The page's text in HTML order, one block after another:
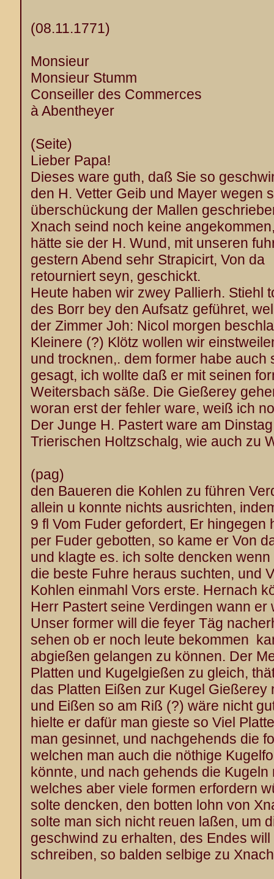
(08.11.1771)
Monsieur
Monsieur Stumm
Conseiller des Commerces
à Abentheyer
(Seite)
Lieber Papa!
Dieses ware guth, daß Sie so
den H. Vetter Geib und Mayer wegen
überschückung der Mallen
Xnach seind noch keine
hätte sie der H. Wund, mit unseren
gestern Abend sehr Strapicirt, Von da
retourniert seyn, geschickt.
Heute haben wir zwey Pallierh. Stiehl
des Borr bey den Aufsatz geführet,
der Zimmer Joh: Nicol morgen
Kleinere (?) Klötz wollen wir
und trocknen,. dem former habe auch
gesagt, ich wollte daß er mit seinen
Weitersbach säße. Die Gießerey
woran erst der fehler ware, weiß ich
Der Junge H. Pastert ware am
Trierischen Holtzschalg, wie auch zu
(pag)
den Baueren die Kohlen zu führen
allein u konnte nichts ausrichten,
9 fl Vom Fuder gefordert, Er hingegen
per Fuder gebotten, so kame er Von
und klagte es. ich solte dencken wenn
die beste Fuhre heraus suchten, und
Kohlen einmahl Vors erste. Hernach
Herr Pastert seine Verdingen wann er
Unser former will die feyer Täg
sehen ob er noch leute bekommen
abgießen gelangen zu können. Der
Platten und Kugelgießen zu gleich,
das Platten Eißen zur Kugel Gießerey
und Eißen so am Riß (?) wäre nicht
hielte er dafür man gieste so Viel
man gesinnet, und nachgehends die
welchen man auch die nöthige
könnte, und nach gehends die Kugeln
welches aber viele formen erfordern
solte dencken, den botten lohn von
solte man sich nicht reuen laßen, um
geschwind zu erhalten, des Endes
schreiben, so balden selbige zu